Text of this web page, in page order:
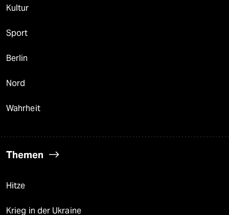
Kultur
Sport
Berlin
Nord
Wahrheit
Themen
Hitze
Krieg in der Ukraine